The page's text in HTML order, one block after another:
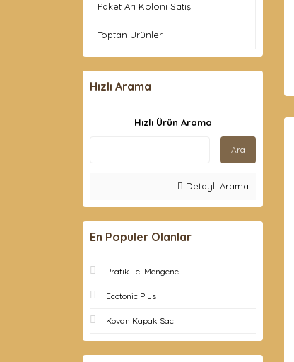
Paket Arı Koloni Satışı
Toptan Ürünler
Hızlı Arama
Hızlı Ürün Arama
Ara
Detaylı Arama
En Populer Olanlar
Pratik Tel Mengene
Ecotonic Plus
Kovan Kapak Sacı